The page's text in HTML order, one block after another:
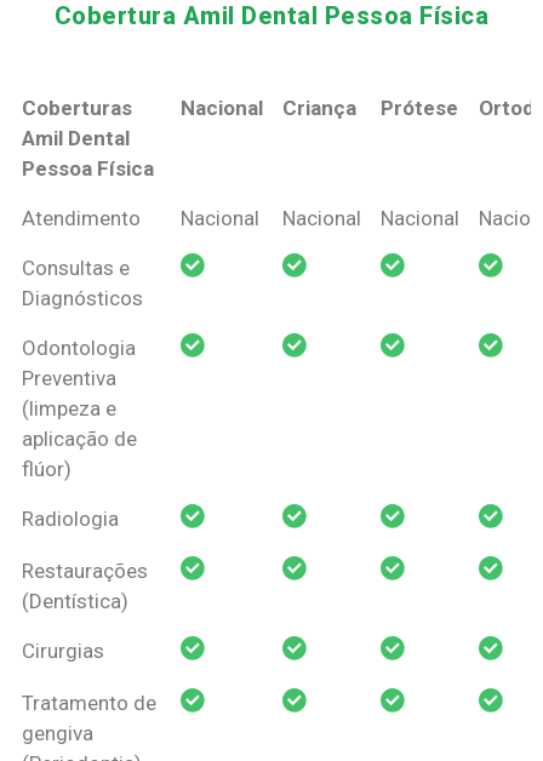
Cobertura Amil Dental Pessoa Física​
Coberturas
Amil Dental
Pessoa Física
Nacional Criança Prótese
Coberturas
Pessoa Física
Nacional Criança Prótese
Atendimento Nacional Nacional Nacional
Consultas e
Diagnósticos
Odontologia
Preventiva
(limpeza e
aplicação de
flúor)
Radiologia
Restaurações
(Dentística)
Cirurgias
Tratamento de
gengiva